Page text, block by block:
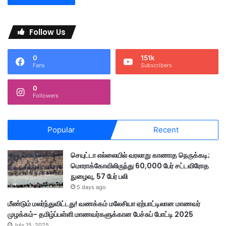
Follow Us
0
Fans
151k
Subscribers
0
Followers
Popular Recent
செயுட்டா எல்லையில் வரலாறு காணாத நெருக்கடி;
மொராக்கோவிலிருந்து 60,000 பேர் சட்டவிரோத
நுழைவு, 57 பேர் பலி
5 days ago
மீண்டும் மலர்ந்துவிட்டது! வணக்கம் மலேசியா ஏற்பாட்டிலான மாணவர்
முழக்கம்- தமிழ்ப்பள்ளி மாணவர்களுக்கான பேச்சுப் போட்டி 2025